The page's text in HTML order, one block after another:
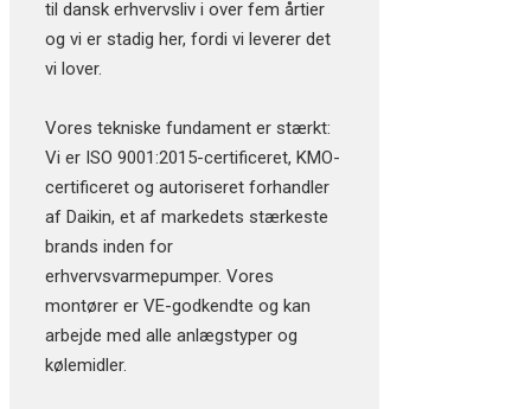
til dansk erhvervsliv i over fem årtier
og vi er stadig her, fordi vi leverer det
vi lover.
Vores tekniske fundament er stærkt:
Vi er ISO 9001:2015-certificeret, KMO-
certificeret og autoriseret forhandler
af Daikin, et af markedets stærkeste
brands inden for
erhvervsvarmepumper. Vores
montører er VE-godkendte og kan
arbejde med alle anlægstyper og
kølemidler.